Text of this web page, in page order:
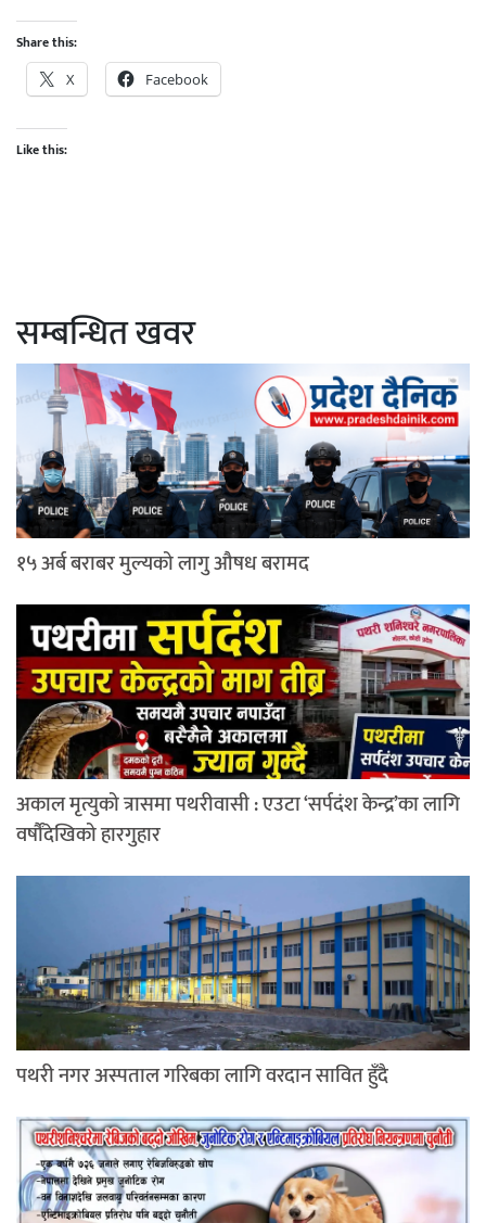
Share this:
X Facebook
Like this:
सम्बन्धित खवर
१५ अर्ब बराबर मुल्यको लागु औषध बरामद
अकाल मृत्युको त्रासमा पथरीवासी : एउटा ‘सर्पदंश केन्द्र’का लागि
वर्षौंदेखिको हारगुहार
पथरी नगर अस्पताल गरिबका लागि वरदान सावित हुँदै